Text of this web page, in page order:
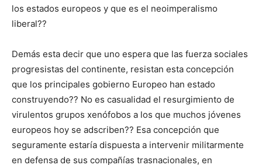
los estados europeos y que es el neoimperalismo
liberal??
Demás esta decir que uno espera que las fuerza sociales
progresistas del continente, resistan esta concepción
que los principales gobierno Europeo han estado
construyendo?? No es casualidad el resurgimiento de
virulentos grupos xenófobos a los que muchos jóvenes
europeos hoy se adscriben?? Esa concepción que
seguramente estaría dispuesta a intervenir militarmente
en defensa de sus compañías trasnacionales, en